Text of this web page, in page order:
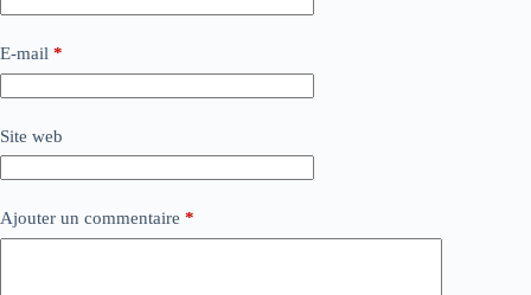
E-mail *
Site web
Ajouter un commentaire *